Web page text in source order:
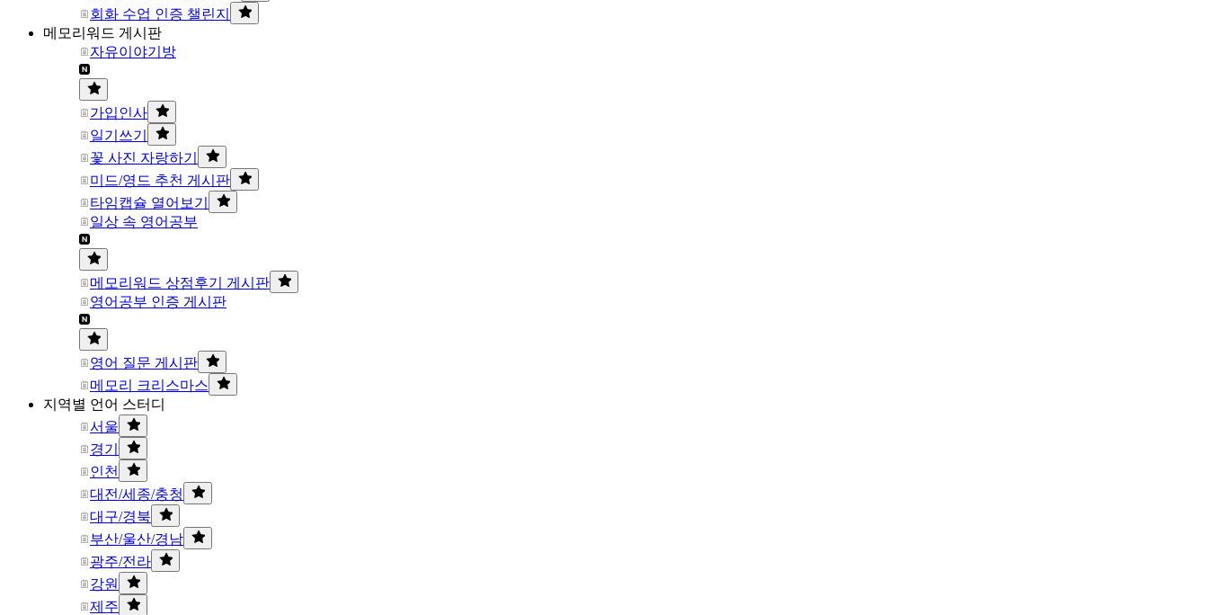
회화 수업 인증 챌린지
메모리워드 게시판
자유이야기방
가입인사
일기쓰기
꽃 사진 자랑하기
미드/영드 추천 게시판
타임캡슐 열어보기
일상 속 영어공부
메모리워드 상점후기 게시판
영어공부 인증 게시판
영어 질문 게시판
메모리 크리스마스
지역별 언어 스터디
서울
경기
인천
대전/세종/충청
대구/경북
부산/울산/경남
광주/전라
강원
제주